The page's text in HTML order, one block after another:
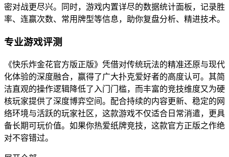
密对战更尽兴。同时，游戏内置详尽的数据统计面板，记录胜
率、连赢次数、常用牌型等信息，助你复盘分析、精进技术。
专业游戏评测
《快乐炸金花官方版正版》凭借对传统玩法的精准还原与现代
化体验的深度融合，赢得了广大扑克爱好者的高度认可。其简
洁直观的操作逻辑降低了入门门槛，而丰富的竞技维度又为硬
核玩家提供了深度博弈空间。配合持续的内容更新、稳定的网
络环境与活跃的玩家社区，这款游戏不仅适合日常消遣，更具
备长期可玩价值。如果你热爱纸牌竞技，这款官方正版之作绝
对不容错过。